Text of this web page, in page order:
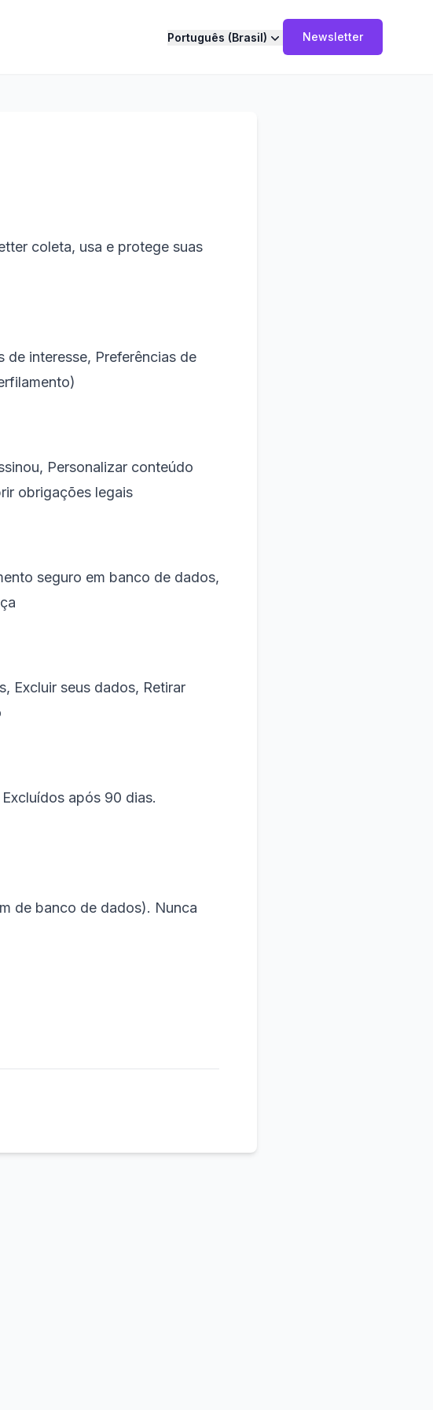
Português (Brasil) Newsletter
coleta, usa e protege suas
de interesse, Preferências de
Personalizar conteúdo
obrigações legais
seguro em banco de dados,
Excluir seus dados, Retirar
após 90 dias.
de banco de dados). Nunca